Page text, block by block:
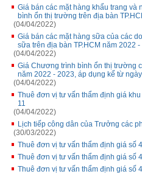
Giá bán các mặt hàng khẩu trang
bình ổn thị trường trên địa bàn
(04/04/2022)
Giá bán các mặt hàng sữa của các
sữa trên địa bàn TP.HCM năm 2022
(04/04/2022)
Giá Chương trình bình ổn thị trường
năm 2022 - 2023, áp dụng kể từ
(04/04/2022)
Thuê đơn vị tư vấn thẩm định giá
11
(04/04/2022)
Lịch tiếp công dân của Trưởng các
(30/03/2022)
Thuê đơn vị tư vấn thẩm định giá số
Thuê đơn vị tư vấn thẩm định giá số
Thuê đơn vị tư vấn thẩm định giá số